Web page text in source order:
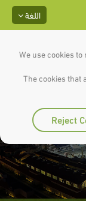
We use cookies
The cookies that
Reject
اللغة